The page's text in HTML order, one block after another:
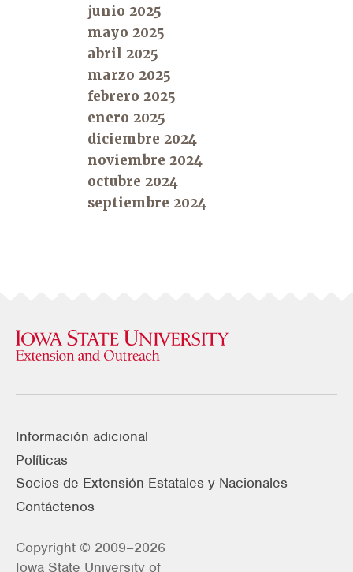
junio 2025
mayo 2025
abril 2025
marzo 2025
febrero 2025
enero 2025
diciembre 2024
noviembre 2024
octubre 2024
septiembre 2024
Información adicional
Políticas
Socios de Extensión Estatales y Nacionales
Contáctenos
Copyright © 2009–2026
Iowa State University of